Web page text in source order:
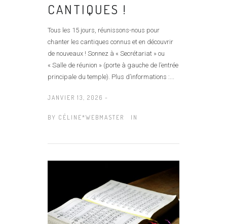
CANTIQUES !
Tous les 15 jours, réunissons-nous pour
chanter les cantiques connus et en découvrir
de nouveaux ! Sonnez à « Secrétariat » ou
« Salle de réunion » (porte à gauche de l’entrée
principale du temple). Plus d’informations :...
JANVIER 13, 2026 -
BY CÉLINE*WEBMASTER IN